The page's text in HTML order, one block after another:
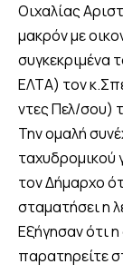
Οιχαλίας
μακρόν με
συγκεκριμένα
ΕΛΤΑ) τον
ντες Πελ/σου)
Την ομαλή
ταχυδρομικού
τον Δήμαρχο
σταματήσει η
Εξήγησαν ότι
παρατηρείτε